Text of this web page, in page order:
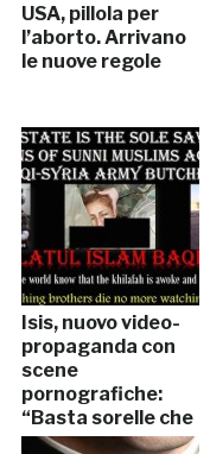
USA, pillola per
l’aborto. Arrivano
le nuove regole
Isis, nuovo video-
propaganda con
scene
pornografiche:
“Basta sorelle che
soffrono”